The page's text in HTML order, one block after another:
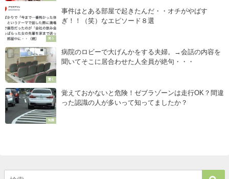
笑う
事件はとある部屋で起きたんだ・・オチがやばす
ぎ！！（笑）なエピソード８選
驚く
病院のロビーで大げんかをする夫婦。→会話の内容を
聞いてそこに居合わせた人全員が絶句・・・
知識
覚えておかないと危険！ゼブラゾーンは走行OK？間違
った認識の人が多いって知ってましたか？